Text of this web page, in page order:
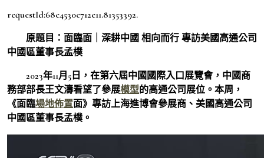
requestId:68c4530c712e11.81353392.
原題目：面臨面｜深耕中國 相向而行 專訪美國高通公司
中國區董事長孟樸
2023年11月5日，在第六屆中國國際入口展覽會，中國商
務部部長王文濤看望了參展模型的高通公司展位。本周，
《面臨場地佈置面》專訪上海進博會參展商、美國高通公司
中國區董事長孟樸。